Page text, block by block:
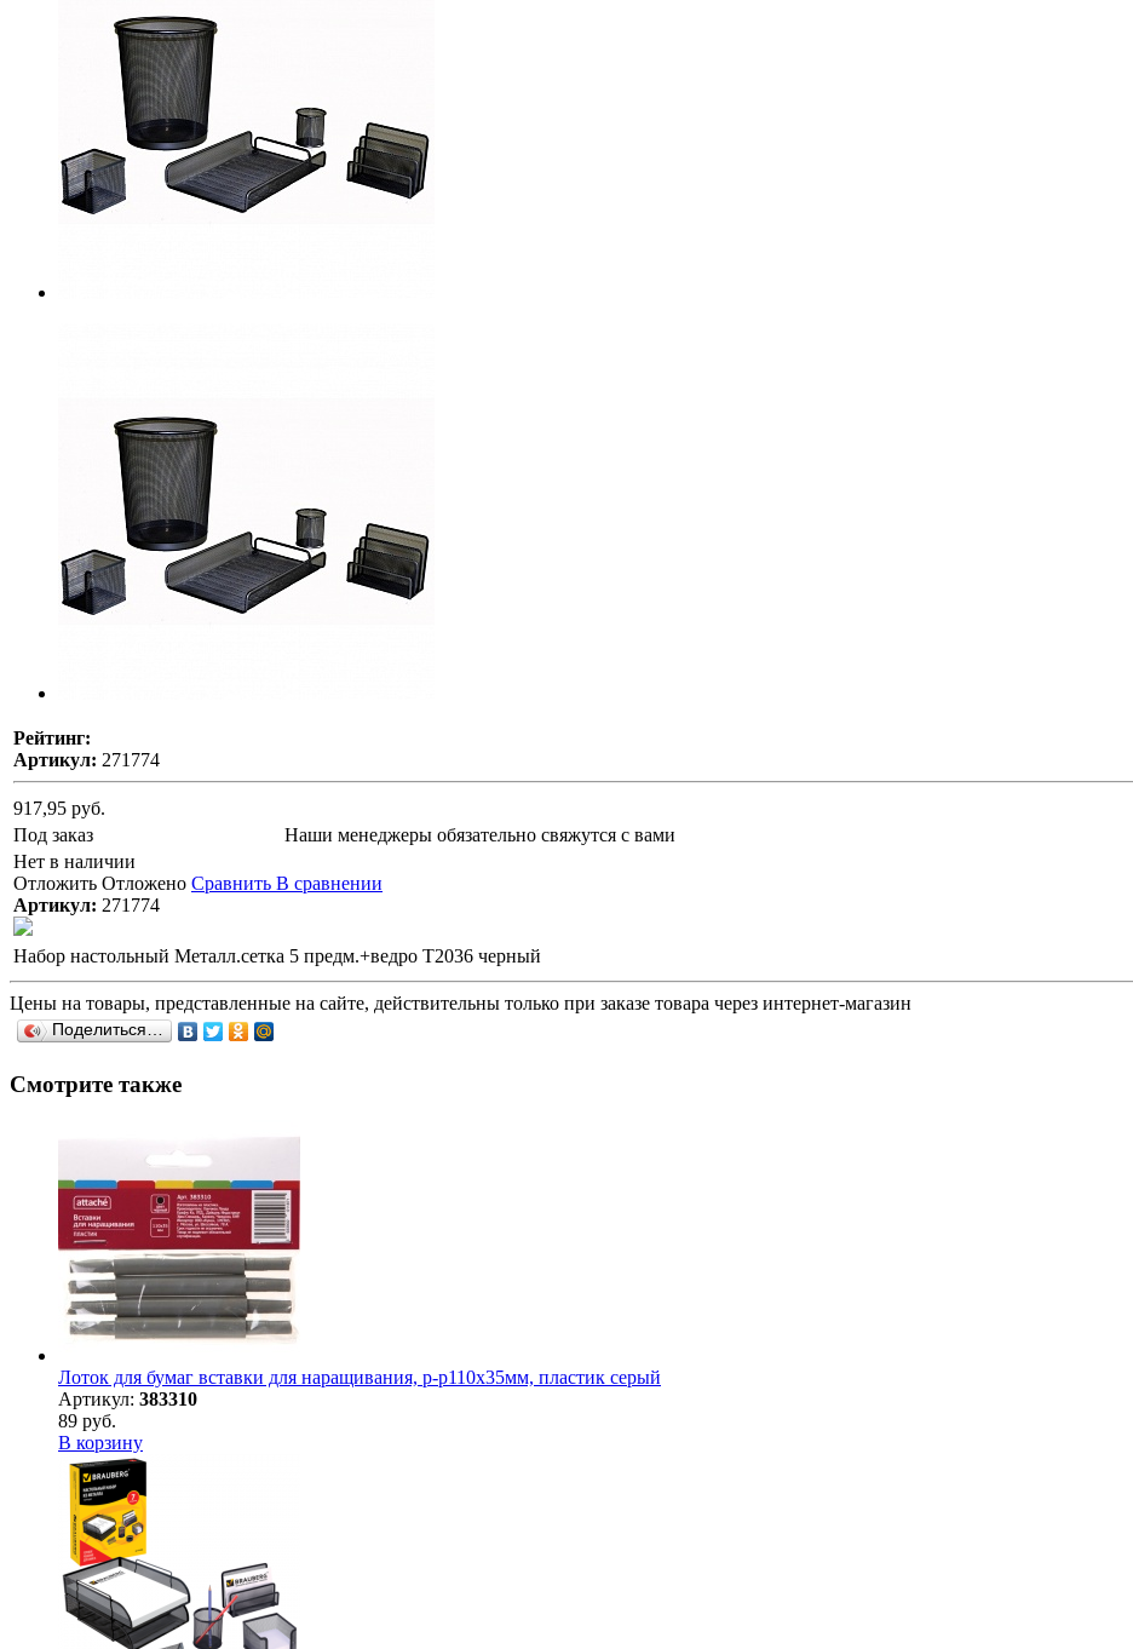
Рейтинг:
Артикул: 271774
917,95 руб.
Под заказ
Наши менеджеры обязательно свяжутся с вами
Нет в наличии
Отложить Отложено Сравнить В сравнении
Артикул: 271774
Набор настольный Металл.сетка 5 предм.+ведро T2036 черный
Цены на товары, представленные на сайте, действительны только при заказе товара через интернет-магазин
Поделиться…
Смотрите также
Лоток для бумаг вставки для наращивания, р-р110х35мм, пластик серый
Артикул: 383310
89 руб.
В корзину